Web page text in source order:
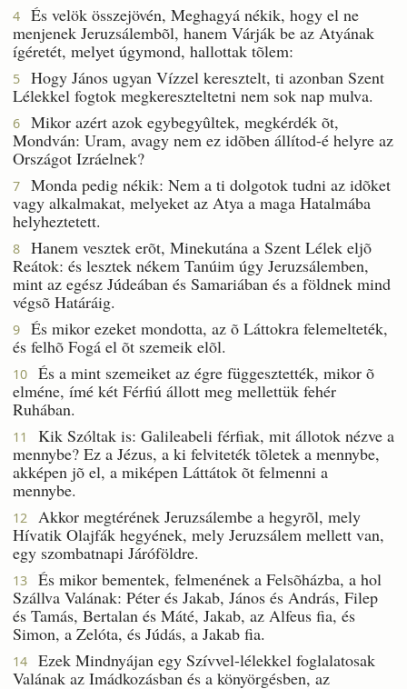
4
És velök összejövén, Meghagyá nékik, hogy el ne
menjenek Jeruzsálembõl, hanem Várják be az Atyának
ígéretét, melyet úgymond, hallottak tõlem:
5
Hogy János ugyan Vízzel keresztelt, ti azonban Szent
Lélekkel fogtok megkereszteltetni nem sok nap mulva.
6
Mikor azért azok egybegyûltek, megkérdék õt,
Mondván: Uram, avagy nem ez idõben állítod-é helyre az
Országot Izráelnek?
7
Monda pedig nékik: Nem a ti dolgotok tudni az idõket
vagy alkalmakat, melyeket az Atya a maga Hatalmába
helyheztetett.
8
Hanem vesztek erõt, Minekutána a Szent Lélek eljõ
Reátok: és lesztek nékem Tanúim úgy Jeruzsálemben,
mint az egész Júdeában és Samariában és a földnek mind
végsõ Határáig.
9
És mikor ezeket mondotta, az õ Láttokra felemelteték,
és felhõ Fogá el õt szemeik elõl.
10
És a mint szemeiket az égre függesztették, mikor õ
elméne, ímé két Férfiú állott meg mellettük fehér
Ruhában.
11
Kik Szóltak is: Galileabeli férfiak, mit állotok nézve a
mennybe? Ez a Jézus, a ki felviteték tõletek a mennybe,
akképen jõ el, a miképen Láttátok õt felmenni a
mennybe.
12
Akkor megtérének Jeruzsálembe a hegyrõl, mely
Hívatik Olajfák hegyének, mely Jeruzsálem mellett van,
egy szombatnapi Járóföldre.
13
És mikor bementek, felmenének a Felsõházba, a hol
Szállva Valának: Péter és Jakab, János és András, Filep
és Tamás, Bertalan és Máté, Jakab, az Alfeus fia, és
Simon, a Zelóta, és Júdás, a Jakab fia.
14
Ezek Mindnyájan egy Szívvel-lélekkel foglalatosak
Valának az Imádkozásban és a könyörgésben, az